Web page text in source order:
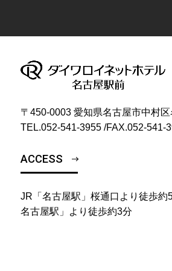
〒450-0003 愛知県名古屋市中村
TEL.052-541-3955 /FAX.052-541-
ACCESS
JR「名古屋駅」桜通口より徒歩約
名古屋駅」より徒歩約3分